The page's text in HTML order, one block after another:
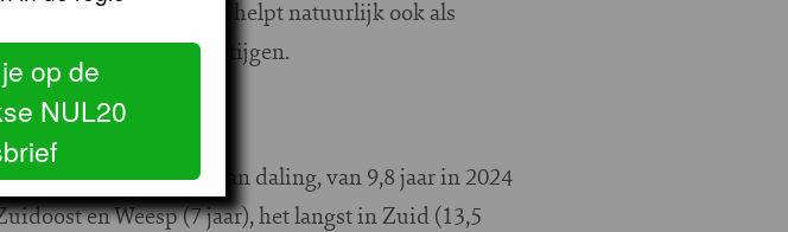
mogelijk spaart. Het helpt natuurlijk ook als
bouwkosten blijven stijgen.
licht, na jaren van daling, van 9,8 jaar in 2024
en Weesp (7 jaar), het langst in Zuid (13,5
op de
NUL20